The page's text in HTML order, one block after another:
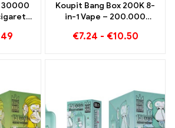
30000
Koupit Bang Box 200K 8-
in-1 Vape – 200.000
€7.24 - €10.50